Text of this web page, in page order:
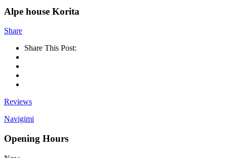
Alpe house Korita
Share
Share This Post:
Reviews
Navigimi
Opening Hours